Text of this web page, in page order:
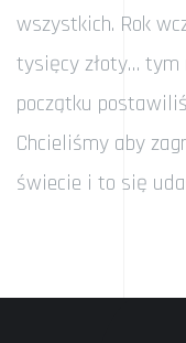
wszystkich. Rok
tysięcy złoty… tym
początku
Chcieliśmy aby
świecie i to się